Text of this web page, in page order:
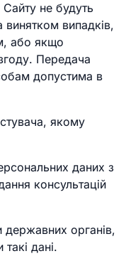
не будуть
винятком випадків,
або якщо
Передача
допустима в
якому
даних з
консультацій
державних органів,
дані.